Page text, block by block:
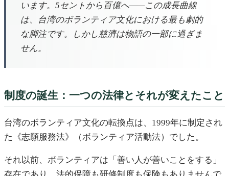
います。5セントから百億へ——この成長曲線
は、台湾のボランティア文化における最も劇的
な脚注です。しかし慈濟は物語の一部に過ぎま
せん。
制度の誕生：一つの法律とそれが変えたこと
台湾のボランティア文化の転換点は、1999年に制定され
た《志願服務法》（ボランティア活動法）でした。
それ以前、ボランティアは「善い人が善いことをする」